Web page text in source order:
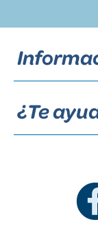
¿Te